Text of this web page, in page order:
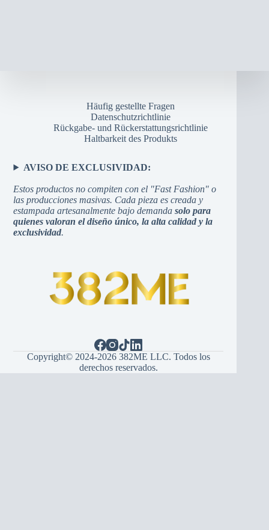
Häufig gestellte Fragen
Datenschutzrichtlinie
Rückgabe- und Rückerstattungsrichtlinie
Haltbarkeit des Produkts
AVISO DE EXCLUSIVIDAD:
Estos productos no compiten con el "Fast Fashion" o
las producciones masivas. Cada pieza es creada y
estampada artesanalmente bajo demandasolo para
quienes valoran el diseño único, la alta calidad y la
exclusividad.
Copyright© 2024-2026 382ME LLC. Todos los
derechos reservados.